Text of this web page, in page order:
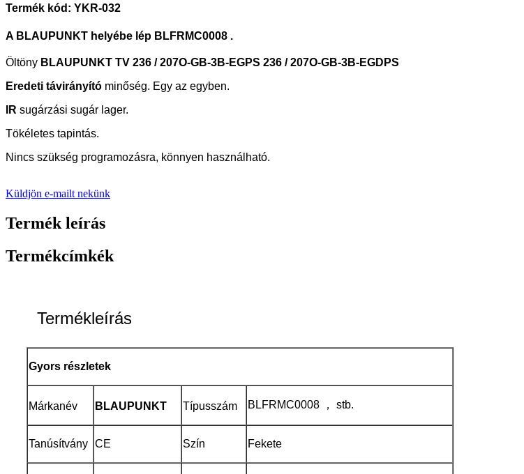
Termék kód: YKR-032
A BLAUPUNKT helyébe lép BLFRMC0008 .
Öltöny BLAUPUNKT TV 236 / 207O-GB-3B-EGPS 236 / 207O-GB-3B-EGDPS
Eredeti távirányító minőség. Egy az egyben.
IR sugárzási sugár lager.
Tökéletes tapintás.
Nincs szükség programozásra, könnyen használható.
Küldjön e-mailt nekünk
Termék leírás
Termékcímkék
Termékleírás
Gyors részletek
Márkanév BLAUPUNKT Típusszám BLFRMC0008 ， stb.
Tanúsítvány CE Szín Fekete